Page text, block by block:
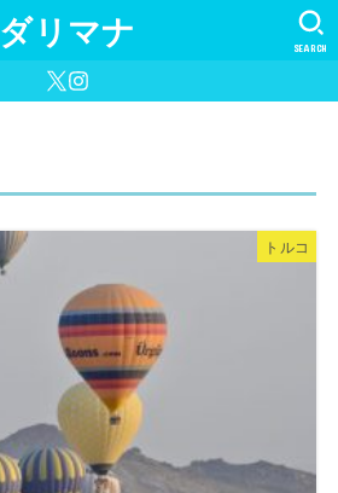
ダリマナ SEARCH
トルコ